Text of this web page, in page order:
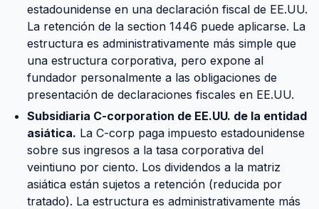
estadounidense en una declaración fiscal de EE.UU.
La retención de la section 1446 puede aplicarse. La
estructura es administrativamente más simple que
una estructura corporativa, pero expone al
fundador personalmente a las obligaciones de
presentación de declaraciones fiscales en EE.UU.
Subsidiaria C-corporation de EE.UU. de la entidad
asiática. La C-corp paga impuesto estadounidense
sobre sus ingresos a la tasa corporativa del
veintiuno por ciento. Los dividendos a la matriz
asiática están sujetos a retención (reducida por
tratado). La estructura es administrativamente más